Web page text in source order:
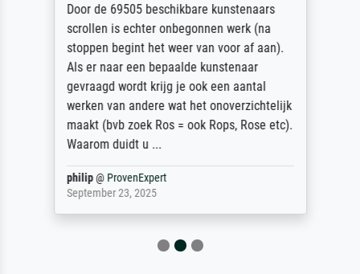
Door de 69505 beschikbare kunstenaars
scrollen is echter onbegonnen werk (na
stoppen begint het weer van voor af aan).
Als er naar een bepaalde kunstenaar
gevraagd wordt krijg je ook een aantal
werken van andere wat het onoverzichtelijk
maakt (bvb zoek Ros = ook Rops, Rose etc).
Waarom duidt u ...
philip@ ProvenExpert
September 23, 2025